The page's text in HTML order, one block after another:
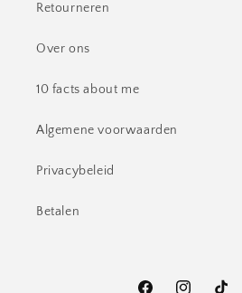
Retourneren
Over ons
10 facts about me
Algemene voorwaarden
Privacybeleid
Betalen